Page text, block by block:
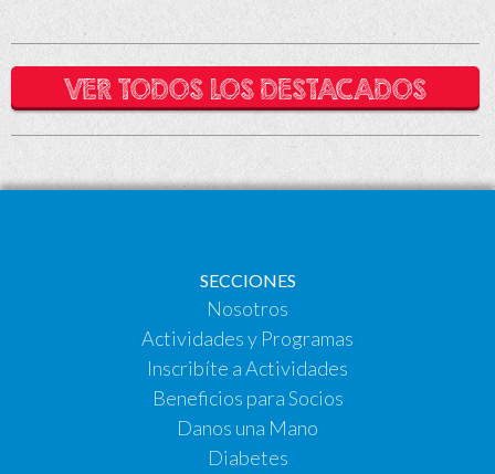
VER TODOS LOS DESTACADOS
SECCIONES
Nosotros
Actividades y Programas
Inscribíte a Actividades
Beneficios para Socios
Danos una Mano
Diabetes